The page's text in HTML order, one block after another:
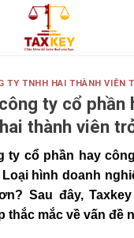
TY TNHH HAI THÀNH VIÊN
ty cổ phần
thành viên
ty cổ phần hay
hình doanh
Sau đây,
thắc mắc về vấn đề